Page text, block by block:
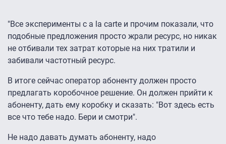
"Все эксперименты с a la carte и прочим показали, что
подобные предложения просто жрали ресурс, но никак
не отбивали тех затрат которые на них тратили и
забивали частотный ресурс.
В итоге сейчас оператор абоненту должен просто
предлагать коробочное решение. Он должен прийти к
абоненту, дать ему коробку и сказать: "Вот здесь есть
все что тебе надо. Бери и смотри".
Не надо давать думать абоненту, надо